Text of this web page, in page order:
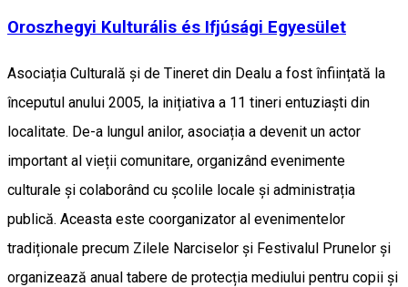
Oroszhegyi Kulturális és Ifjúsági Egyesület
Asociația Culturală și de Tineret din Dealu a fost înființată la
începutul anului 2005, la inițiativa a 11 tineri entuziaști din
localitate. De-a lungul anilor, asociația a devenit un actor
important al vieții comunitare, organizând evenimente
culturale și colaborând cu școlile locale și administrația
publică. Aceasta este coorganizator al evenimentelor
tradiționale precum Zilele Narciselor și Festivalul Prunelor și
organizează anual tabere de protecția mediului pentru copii și